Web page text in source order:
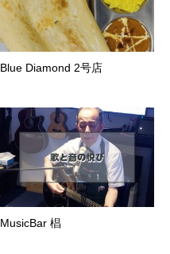
Blue Diamond 2号店
MusicBar 椙